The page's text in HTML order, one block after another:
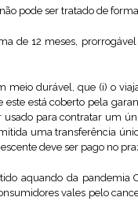
pode ser tratado de
de 12 meses,
meio durável, que (i) o
está coberto pela
para contratar um
uma transferência
deve ser pago no
aquando da pandemia
vales pelo